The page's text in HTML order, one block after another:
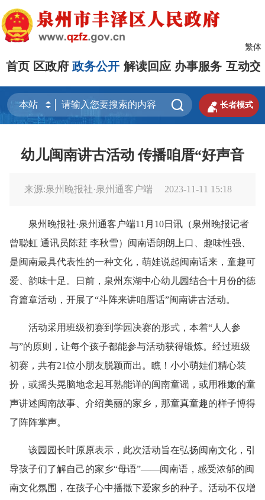
繁体
首页 区政府 政务公开 解读回应 办事服务 互动交
  长者模式
幼儿闽南讲古活动 传播咱厝“好声音
来源:泉州晚报社·泉州通客户端 2023-11-11 15:18
泉州晚报社·泉州通客户端11月10日讯（泉州晚报记者
曾聪虹 通讯员陈荭 李秋雪）闽南语朗朗上口、趣味性强、
是闽南最具代表性的一种文化，萌娃说起闽南话来，童趣可
爱、韵味十足。日前，泉州东湖中心幼儿园结合十月份的德
育篇章活动，开展了“斗阵来讲咱厝话”闽南讲古活动。
活动采用班级初赛到学园决赛的形式，本着“人人参
与”的原则，让每个孩子都能参与活动获得锻炼。经过班级
初赛，共有21位小朋友脱颖而出。瞧！小小萌娃们精心装
扮，或摇头晃脑地念起耳熟能详的闽南童谣，或用稚嫩的童
声讲述闽南故事、介绍美丽的家乡，那童真童趣的样子博得
了阵阵掌声。
该园园长叶原原表示，此次活动旨在弘扬闽南文化，引
导孩子们了解自己的家乡“母语”——闽南语，感受浓郁的闽
南文化氛围，在孩子心中播撒下爱家乡的种子。活动不仅增